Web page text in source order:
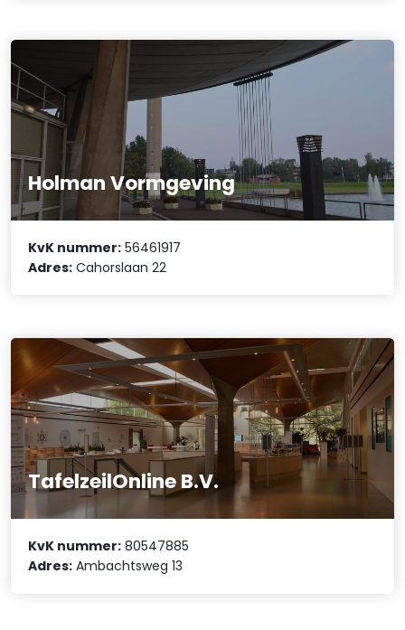
Holman Vormgeving
KvK nummer: 56461917
Adres: Cahorslaan 22
TafelzeilOnline B.V.
KvK nummer: 80547885
Adres: Ambachtsweg 13